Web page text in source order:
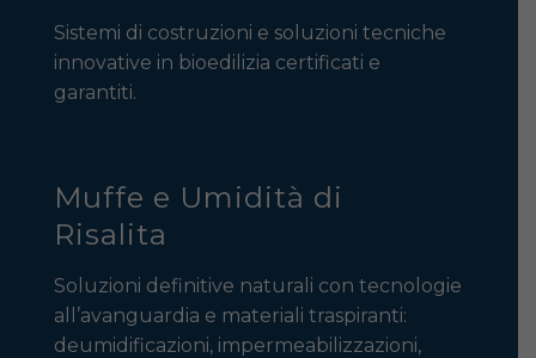
Sistemi di costruzioni e soluzioni tecniche
innovative in bioedilizia certificati e
garantiti.
Muffe e Umidità di
Risalita
Soluzioni definitive naturali con tecnologie
all’avanguardia e materiali traspiranti:
deumidificazioni, impermeabilizzazioni,